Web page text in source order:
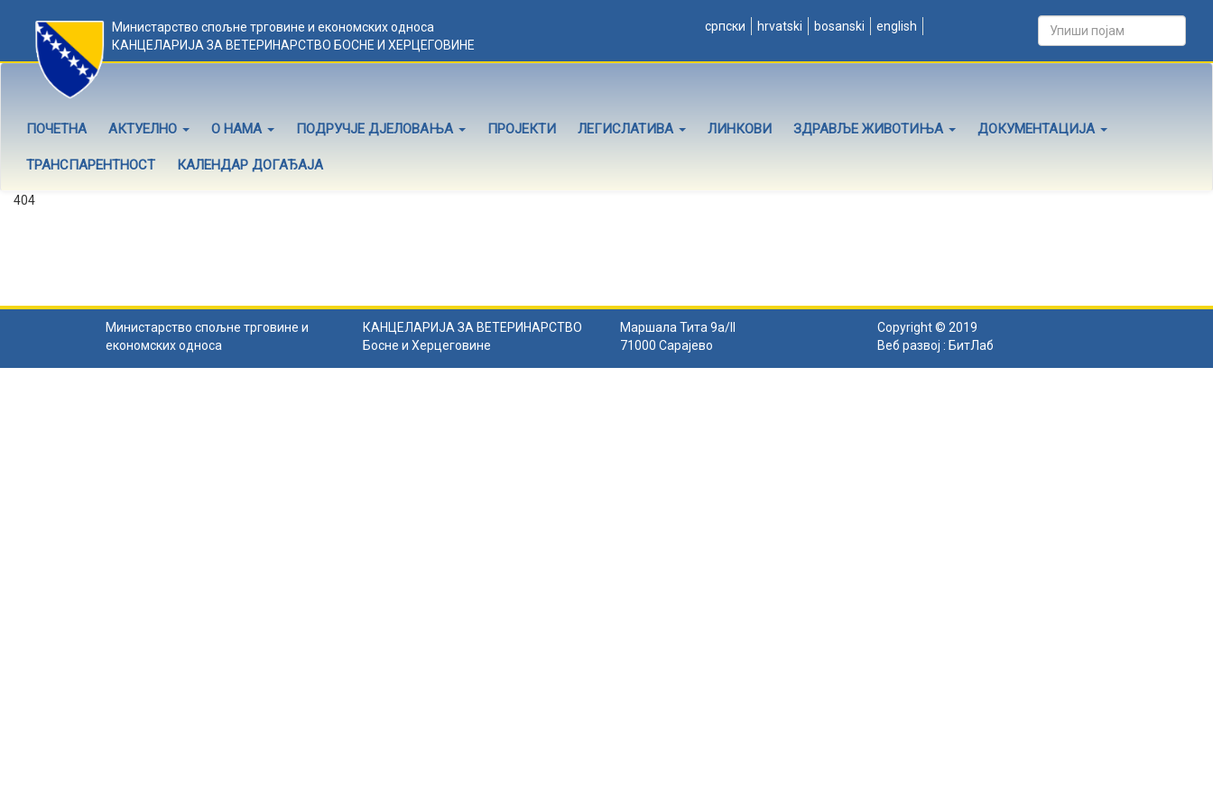
Министарство спољне трговине и економских односа
КАНЦЕЛАРИЈА ЗА ВЕТЕРИНАРСТВО БОСНЕ И ХЕРЦЕГОВИНЕ
српски hrvatski bosanski english
ПОЧЕТНА АКТУЕЛНО О НАМА ПОДРУЧЈЕ ДЈЕЛОВАЊА ПРОЈЕКТИ ЛЕГИСЛАТИВА ЛИНКОВИ ЗДРАВЉЕ ЖИВОТИЊА ДОКУМЕНТАЦИЈА
ТРАНСПАРЕНТНОСТ КАЛЕНДАР ДОГАЂАЈА
404
Министарство спољне трговине и
економских односа
КАНЦЕЛАРИЈА ЗА ВЕТЕРИНАРСТВО
Босне и Херцеговине
Маршала Тита 9а/II
71000 Сарајево
Copyright © 2019
Веб развој : БитЛаб